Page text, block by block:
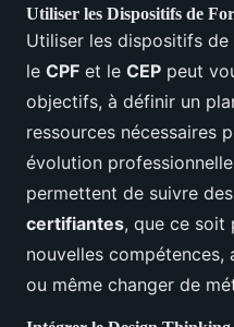
Utiliser les Dispositifs de
Utiliser les dispositifs
le CPF et le CEP peut
objectifs, à définir un
ressources nécessaires
évolution
permettent de suivre des
certifiantes, que ce soit
nouvelles
ou même changer de